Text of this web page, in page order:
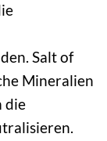
Salt of
Mineralien
die